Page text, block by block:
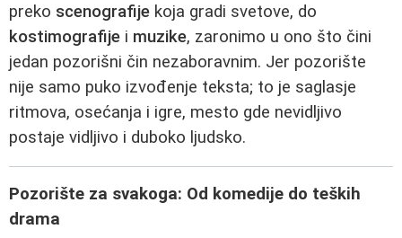
preko scenografije koja gradi svetove, do
kostimografije i muzike, zaronimo u ono što čini
jedan pozorišni čin nezaboravnim. Jer pozorište
nije samo puko izvođenje teksta; to je saglasje
ritmova, osećanja i igre, mesto gde nevidljivo
postaje vidljivo i duboko ljudsko.
Pozorište za svakoga: Od komedije do teških
drama